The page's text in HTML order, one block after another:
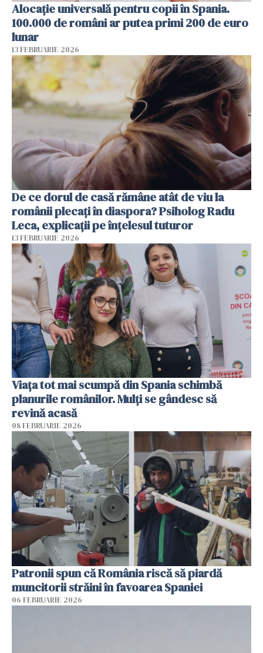
Alocație universală pentru copii în Spania.
100.000 de români ar putea primi 200 de euro
lunar
13 FEBRUARIE 2026
De ce dorul de casă rămâne atât de viu la
românii plecați în diaspora? Psiholog Radu
Leca, explicații pe înțelesul tuturor
13 FEBRUARIE 2026
Viața tot mai scumpă din Spania schimbă
planurile românilor. Mulți se gândesc să
revină acasă
08 FEBRUARIE 2026
Patronii spun că România riscă să piardă
muncitorii străini în favoarea Spaniei
06 FEBRUARIE 2026